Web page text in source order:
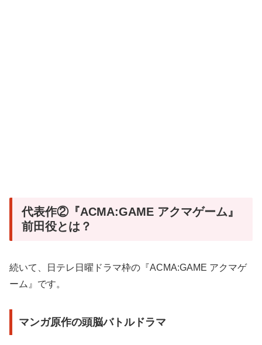
代表作②『ACMA:GAME アクマゲーム』
前田役とは？
続いて、日テレ日曜ドラマ枠の『ACMA:GAME アクマゲ
ーム』です。
マンガ原作の頭脳バトルドラマ